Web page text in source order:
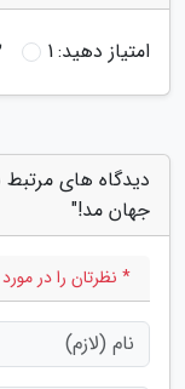
امتیاز دهید:1
دیدگاه های مرتبط
جهان مد!"
* نظرتان را در مورد